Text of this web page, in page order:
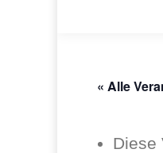
« Alle
Diese